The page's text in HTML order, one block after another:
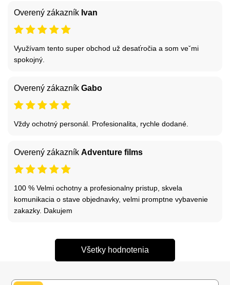
Overený zákazník Ivan
Využívam tento super obchod už desaťročia a som veˇmi
spokojný.
Overený zákazník Gabo
Vždy ochotný personál. Profesionalita, rychle dodané.
Overený zákazník Adventure films
100 % Velmi ochotny a profesionalny pristup, skvela
komunikacia o stave objednavky, velmi promptne vybavenie
zakazky. Dakujem
Všetky hodnotenia